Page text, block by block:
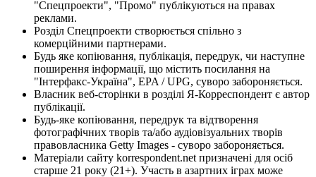
"Спецпроекти", "Промо" публікуються на правах
реклами.
Розділ Спецпроекти створюється спільно з
комерційними партнерами.
Будь яке копіювання, публікація, передрук, чи наступне
поширення інформації, що містить посилання на
"Інтерфакс-Україна", EPA / UPG, суворо забороняється.
Власник веб-сторінки в розділі Я-Корреспондент є автор
публікації.
Будь-яке копіювання, передрук та відтворення
фотографічних творів та/або аудіовізуальних творів
правовласника Getty Images - суворо забороняється.
Матеріали сайту korrespondent.net призначені для осіб
старше 21 року (21+). Участь в азартних іграх може